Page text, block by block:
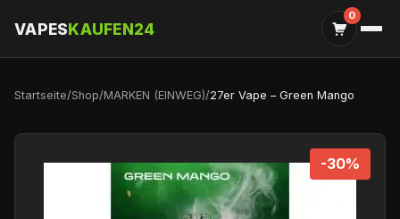
VAPESKAUFEN24
0
Startseite/Shop/MARKEN (EINWEG)/27er Vape – Green Mango
-30%